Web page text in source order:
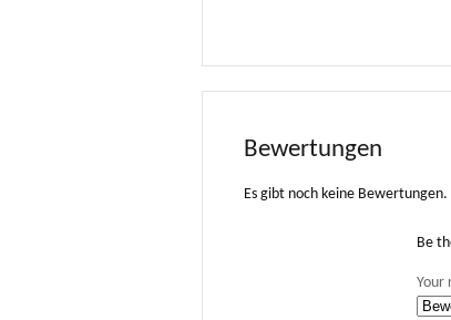
Bewertungen
Es gibt noch keine Bewertungen.
Be
Your